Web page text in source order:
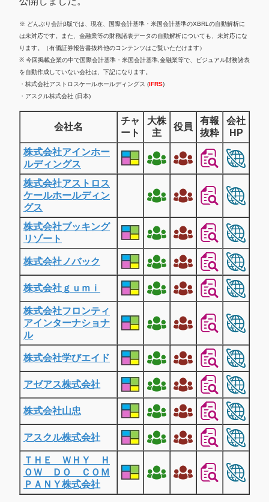
※ どんぶり会計β版では、現在、国際会計基準・米国会計基準のXBRLの自動解析に
は未対応です。また、金融業等の財務諸表データの自動解析についても、未対応にな
ります。（有価証券報告書抜粋他のコンテンツはご覧いただけます）
※ 今回掲載企業の中で国際会計基準・米国会計基準,金融業等で、ビジュアル財務諸表
を自動作成していない会社は、下記になります。
・株式会社アストロスケールホールディングス (IFRS)
・アスクル株式会社 (日本)
会社名
チャ
ート
大株
主
役員
有報
抜粋
会社
HP
株式会社アインホー
ルディングス
株式会社アストロス
ケールホールディン
グス
株式会社ブッキング
リゾート
株式会社ノバック
株式会社ｇｕｍｉ
株式会社フロンティ
アインターナショナ
ル
株式会社学びエイド
アゼアス株式会社
株式会社山忠
アスクル株式会社
ＴＨＥ ＷＨＹ Ｈ
ＯＷ ＤＯ ＣＯＭ
ＰＡＮＹ株式会社